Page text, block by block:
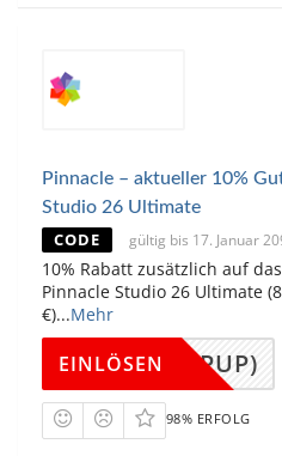
Pinnacle – aktueller 10%
Studio 26 Ultimate
CODE gültig bis 17. Januar
10% Rabatt zusätzlich auf
Pinnacle Studio 26 Ultimate
€)...Mehr
(POPUP)
EINLÖSEN
98% ERFOLG